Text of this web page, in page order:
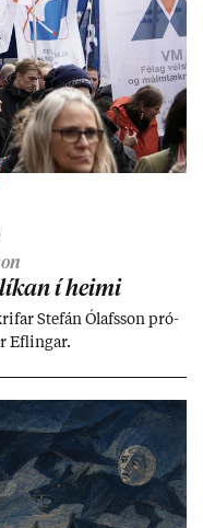
í heimi
Stefán Ólafs­son pró­
Efl­ing­ar.